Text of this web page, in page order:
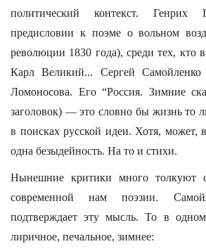
политический контекст.
предисловии к поэме о вольном
революции 1830 года), среди тех, кто
Карл Великий... Сергей
Ломоносова. Его “Россия. Зимние
заголовок) — это словно бы жизнь то
в поисках русской идеи. Хотя, может, в
одна безыдейность. На то и стихи.
Нынешние критики много толкуют
современной нам поэзии.
подтверждает эту мысль. То в
лиричное, печальное, зимнее: